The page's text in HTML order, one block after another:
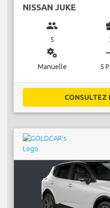
NISSAN JUKE
group
5
miscellaneous_services
Manuelle 5
CONSULTEZ